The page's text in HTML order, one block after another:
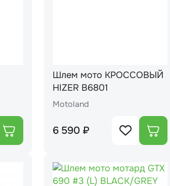
Шлем мото КРОССОВЫЙ
HIZER В6801
Motoland
6 590 ₽